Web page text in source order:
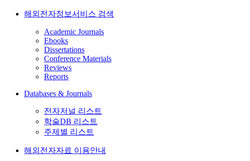
해외전자정보서비스 검색
Academic Journals
Ebooks
Dissertations
Conference Materials
Reviews
Reports
Databases & Journals
전자저널 리스트
학술DB 리스트
주제별 리스트
해외전자자료 이용안내